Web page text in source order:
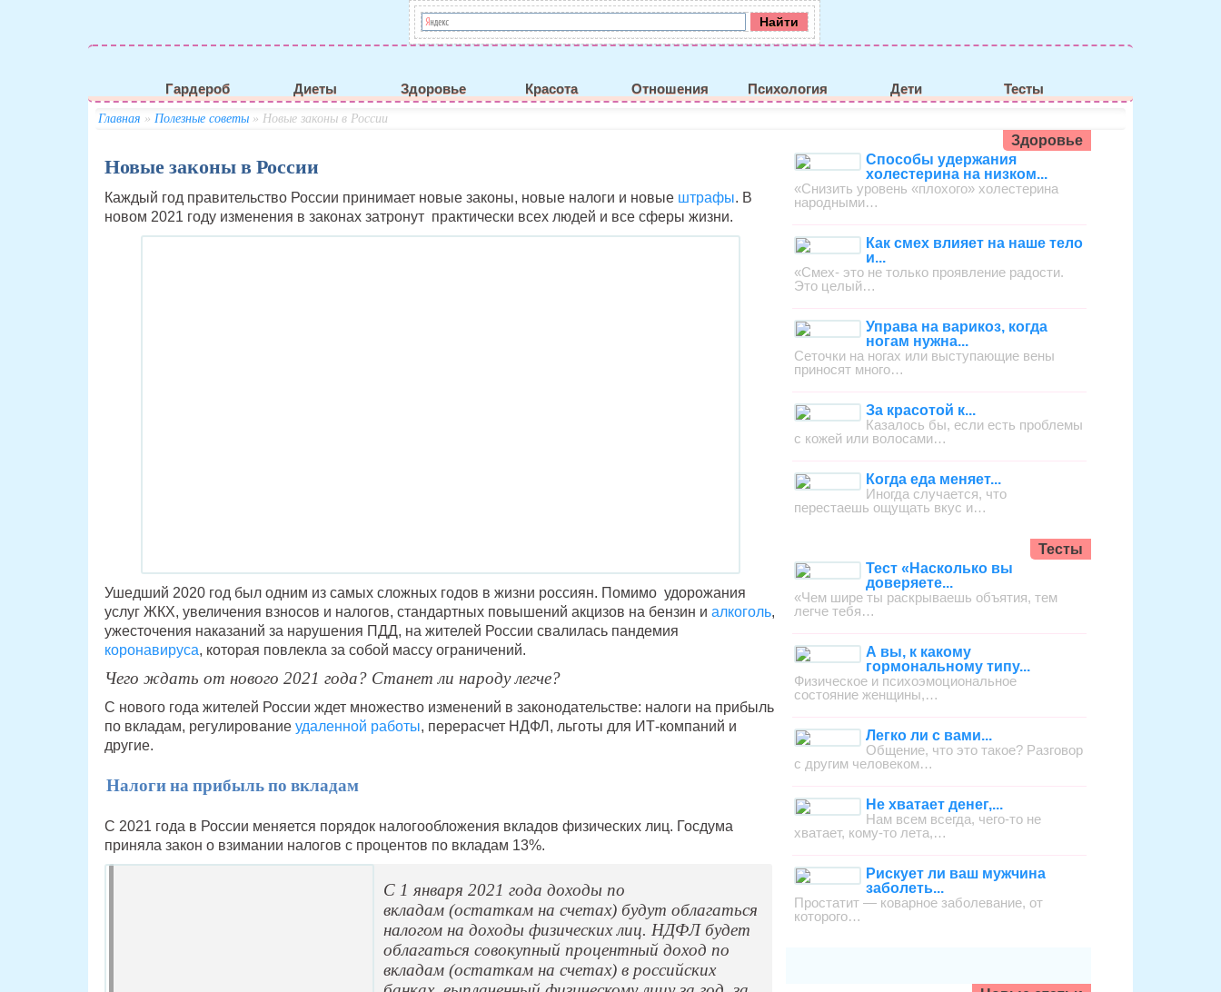
Гардероб Диеты Здоровье Красота Отношения Психология Дети Тесты
Главная » Полезные советы» Новые законы в России
Новые законы в России
Каждый год правительство России принимает новые законы, новые налоги и новые штрафы. В
новом 2021 году изменения в законах затронут практически всех людей и все сферы жизни.
Ушедший 2020 год был одним из самых сложных годов в жизни россиян. Помимо удорожания
услуг ЖКХ, увеличения взносов и налогов, стандартных повышений акцизов на бензин и алкоголь,
ужесточения наказаний за нарушения ПДД, на жителей России свалилась пандемия
коронавируса, которая повлекла за собой массу ограничений.
Чего ждать от нового 2021 года? Станет ли народу легче?
С нового года жителей России ждет множество изменений в законодательстве: налоги на прибыль
по вкладам, регулирование удаленной работы, перерасчет НДФЛ, льготы для ИТ-компаний и
другие.
Налоги на прибыль по вкладам
С 2021 года в России меняется порядок налогообложения вкладов физических лиц. Госдума
приняла закон о взимании налогов с процентов по вкладам 13%.
С 1 января 2021 года доходы по
вкладам (остаткам на счетах) будут облагаться
налогом на доходы физических лиц. НДФЛ будет
облагаться совокупный процентный доход по
вкладам (остаткам на счетах) в российских
Здоровье
Способы удержания
холестерина на низком...
«Снизить уровень «плохого» холестерина
народными…
Как смех влияет на наше тело
и...
«Смех- это не только проявление радости.
Это целый…
Управа на варикоз, когда
ногам нужна...
Сеточки на ногах или выступающие вены
приносят много…
За красотой к...
Казалось бы, если есть проблемы
с кожей или волосами…
Когда еда меняет...
Иногда случается, что
перестаешь ощущать вкус и…
Тесты
Тест «Насколько вы
доверяете...
«Чем шире ты раскрываешь объятия, тем
легче тебя…
А вы, к какому
гормональному типу...
Физическое и психоэмоциональное
состояние женщины,…
Легко ли с вами...
Общение, что это такое? Разговор
с другим человеком…
Не хватает денег,...
Нам всем всегда, чего-то не
хватает, кому-то лета,…
Рискует ли ваш мужчина
заболеть...
Простатит — коварное заболевание, от
которого…